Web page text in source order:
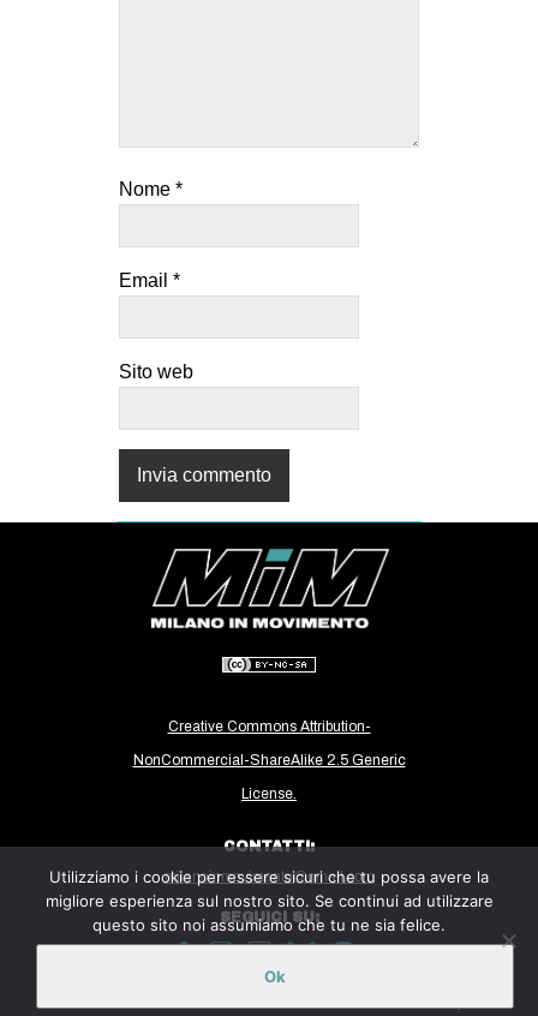
Nome *
Email *
Sito web
Creative Commons Attribution-
NonCommercial-ShareAlike 2.5 Generic
License.
CONTATTI:
milanoinmovimento@gmail.com
SEGUICI SU:
Utilizziamo i cookie per essere sicuri che tu possa avere la
migliore esperienza sul nostro sito. Se continui ad utilizzare
questo sito noi assumiamo che tu ne sia felice.
Ok